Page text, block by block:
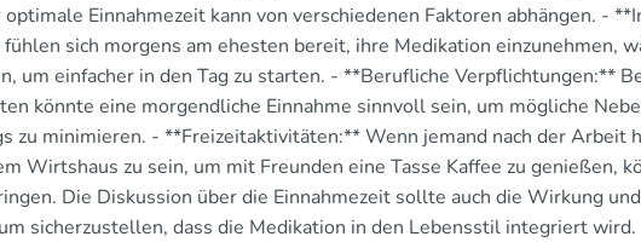
Einnahmezeit kann von verschiedenen Faktoren abhängen. -
fühlen sich morgens am ehesten bereit, ihre Medikation einzunehmen,
um einfacher in den Tag zu starten. - **Berufliche Verpflichtungen:**
könnte eine morgendliche Einnahme sinnvoll sein, um mögliche
zu minimieren. - **Freizeitaktivitäten:** Wenn jemand nach der Arbeit
Wirtshaus zu sein, um mit Freunden eine Tasse Kaffee zu genießen,
Die Diskussion über die Einnahmezeit sollte auch die Wirkung
sicherzustellen, dass die Medikation in den Lebensstil integriert wird.